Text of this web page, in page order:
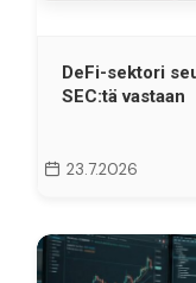
DeFi-sektori
SEC:tä vastaan
23.7.2026